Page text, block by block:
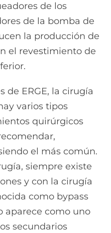
de los
de la bomba de
la producción de
el revestimiento de
de ERGE, la cirugía
varios tipos
quirúrgicos
el más común.
siempre existe
y con la cirugía
como bypass
aparece como uno
secundarios